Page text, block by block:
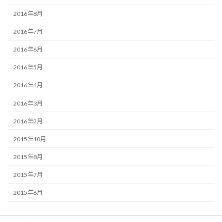
2016年8月
2016年7月
2016年6月
2016年5月
2016年4月
2016年3月
2016年2月
2015年10月
2015年8月
2015年7月
2015年6月